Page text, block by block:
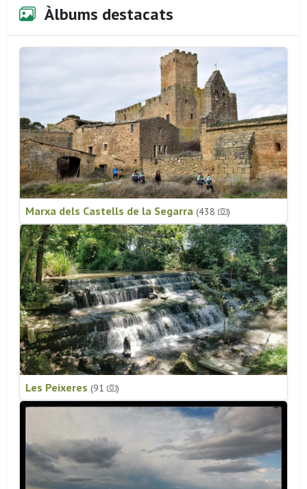
Àlbums destacats
Marxa dels Castells de la Segarra (438 )
Les Peixeres (91 )